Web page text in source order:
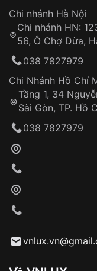
Chi nhánh Hà Nội
Chi nhánh HN:
56, Ô Chợ Dừa,
038 7827979
Chi Nhánh Hồ Chí
Tầng 1, 34
Sài Gòn, TP. Hồ
038 7827979